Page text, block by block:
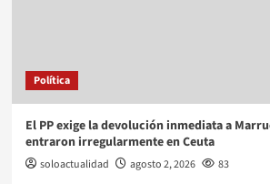
Política
El PP exige la devolución inmediata a
entraron irregularmente en Ceuta
soloactualidad agosto 2, 2026 83